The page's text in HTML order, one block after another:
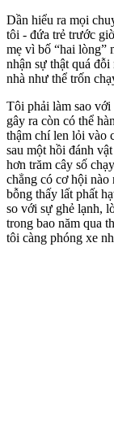
Dần hiểu ra mọi
tôi - đứa trẻ trước
mẹ vì bố “hai lòng”
nhận sự thật quá
nhà như thể trốn
Tôi phải làm sao
gây ra còn có thể
thậm chí len lỏi vào
sau một hồi đánh
hơn trăm cây số
chẳng có cơ hội
bỗng thấy lất phất
so với sự ghẻ lạnh,
trong bao năm qua
tôi càng phóng xe